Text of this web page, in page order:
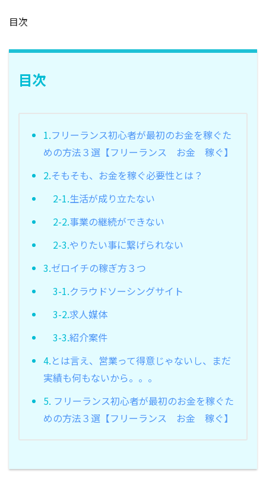
目次
目次
1.フリーランス初心者が最初のお金を稼ぐた
めの方法３選【フリーランス お金 稼ぐ】
2.そもそも、お金を稼ぐ必要性とは？
2-1.生活が成り立たない
2-2.事業の継続ができない
2-3.やりたい事に繋げられない
3.ゼロイチの稼ぎ方３つ
3-1.クラウドソーシングサイト
3-2.求人媒体
3-3.紹介案件
4.とは言え、営業って得意じゃないし、まだ
実績も何もないから。。。
5. フリーランス初心者が最初のお金を稼ぐた
めの方法３選【フリーランス お金 稼ぐ】